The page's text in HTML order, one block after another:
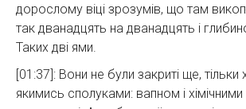
дорослому віці зрозумів, що там
так дванадцять на дванадцять і
Таких дві ями.
[01:37]: Вони не були закриті ще, тільки
якимись сполуками: вапном і